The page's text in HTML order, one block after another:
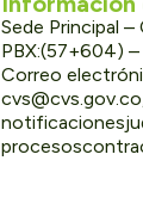
Sede Principal
PBX:(57+604)
Correo
cvs@cvs.gov.co,